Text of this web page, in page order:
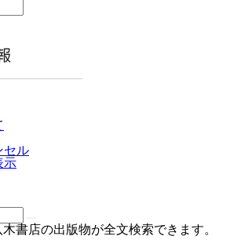
セル
示
書店の出版物が全文検索できます。